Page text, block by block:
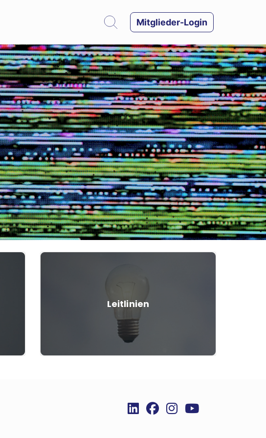
Mitglieder-Login
Leitlinien